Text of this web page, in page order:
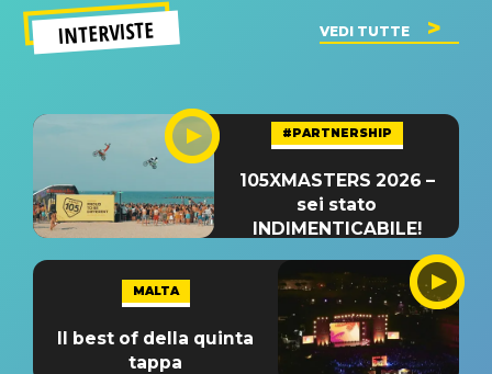
INTERVISTE VEDI TUTTE
#PARTNERSHIP
105XMASTERS 2026 –
sei stato
INDIMENTICABILE!
MALTA
Il best of della quinta
tappa